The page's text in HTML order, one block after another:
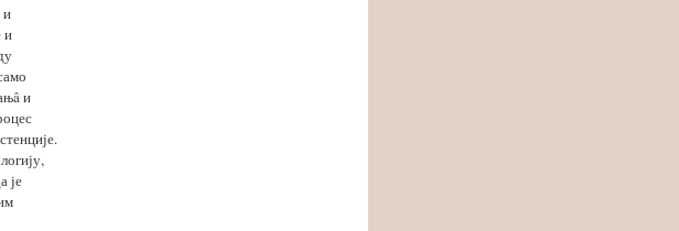
и
и
и
је